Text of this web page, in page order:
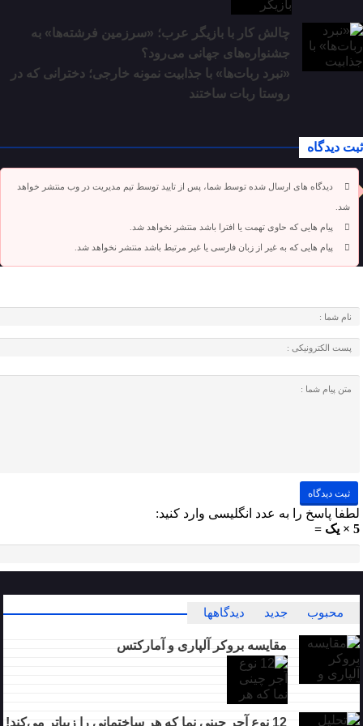
چالش کار با بازیگر عرب؛ «سرزمین فرشته‌ها» به
جشنواره‌های جهانی می‌رود؟
«نبرد ربات‌ها» با جذابیت نمونه خارجی؛ دخترانی که در
روستا ربات ساختند
ثبت دیدگاه
دیدگاه های ارسال شده توسط شما، پس از تایید توسط تیم مدیریت در وب منتشر خواهد
شد.
پیام هایی که حاوی تهمت یا افترا باشد منتشر نخواهد شد.
پیام هایی که به غیر از زبان فارسی یا غیر مرتبط باشد منتشر نخواهد شد.
لطفا پاسخ را به عدد انگلیسی وارد کنید:
5 × یک =
محبوب جدید دیدگاهها
مقایسه بروکر آلپاری و آمارکتس
12 نوع آجر چینی نما که هر ساختمانی را زیباتر می‌کند!